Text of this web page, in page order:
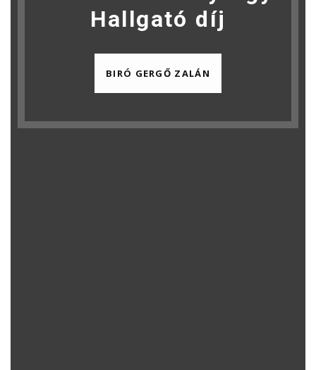
Hallgató díj
BIRÓ GERGŐ ZALÁN